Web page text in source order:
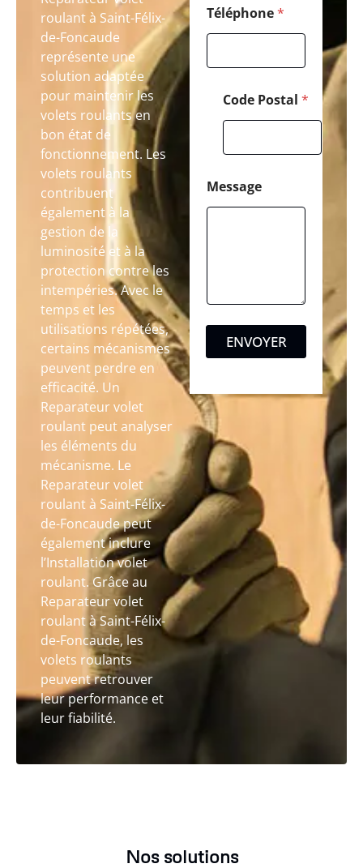
roulant à Saint-Félix-
de-Foncaude
représente une
solution adaptée
pour maintenir les
volets roulants en
bon état de
fonctionnement. Les
volets roulants
contribuent
également à la
gestion de la
luminosité et à la
protection contre les
intempéries. Avec le
temps et les
utilisations répétées,
certains mécanismes
peuvent perdre en
efficacité. Un
Reparateur volet
roulant peut analyser
les éléments du
mécanisme. Le
Reparateur volet
roulant à Saint-Félix-
de-Foncaude peut
également inclure
l’Installation volet
roulant. Grâce au
Reparateur volet
roulant à Saint-Félix-
de-Foncaude, les
volets roulants
peuvent retrouver
leur performance et
leur fiabilité.
Téléphone*
Code Postal *
Message
ENVOYER
Nos solutions